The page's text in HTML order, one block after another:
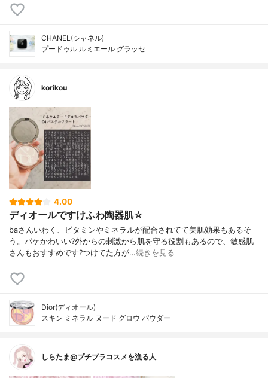
CHANEL(シャネル)
プードゥル ルミエール グラッセ
korikou
4.00
ディオールですけふわ陶器肌☆
baさんいわく、ビタミンやミネラルが配合されてて美肌効果もあるそ
う。パケかわいい?外からの刺激から肌を守る役割もあるので、敏感肌
さんもおすすめです?つけてた方が…続きを見る
Dior(ディオール)
スキン ミネラル ヌード グロウ パウダー
しらたま@プチプラコスメを漁る人